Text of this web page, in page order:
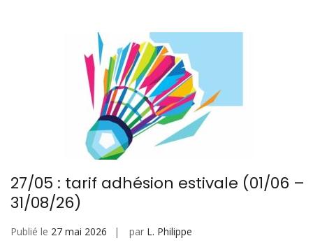
27/05 : tarif adhésion estivale (01/06 –
31/08/26)
Publié le 27 mai 2026 par L. Philippe